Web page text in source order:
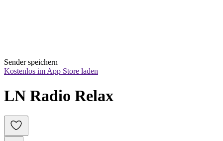
Sender speichern
Kostenlos im App Store laden
LN Radio Relax